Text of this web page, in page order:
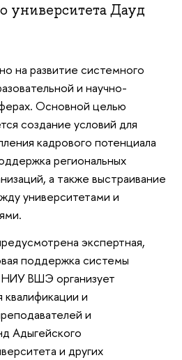
университета Дауд
на развитие системного
и научно-
Основной целью
создание условий для
кадрового потенциала
региональных
а также выстраивание
университетами и
экспертная,
поддержка системы
НИУ ВШЭ организует
и
и
Адыгейского
и других